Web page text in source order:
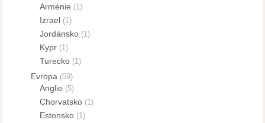
Arménie (1)
Izrael (1)
Jordánsko (1)
Kypr (1)
Turecko (1)
Evropa (59)
Anglie (5)
Chorvatsko (1)
Estonsko (1)